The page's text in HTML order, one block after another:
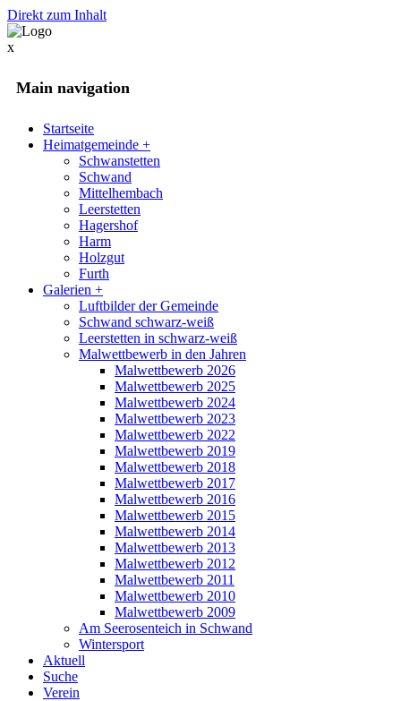
Direkt zum Inhalt
x
Main navigation
Startseite
Heimatgemeinde +
Schwanstetten
Schwand
Mittelhembach
Leerstetten
Hagershof
Harm
Holzgut
Furth
Galerien +
Luftbilder der Gemeinde
Schwand schwarz-weiß
Leerstetten in schwarz-weiß
Malwettbewerb in den Jahren
Malwettbewerb 2026
Malwettbewerb 2025
Malwettbewerb 2024
Malwettbewerb 2023
Malwettbewerb 2022
Malwettbewerb 2019
Malwettbewerb 2018
Malwettbewerb 2017
Malwettbewerb 2016
Malwettbewerb 2015
Malwettbewerb 2014
Malwettbewerb 2013
Malwettbewerb 2012
Malwettbewerb 2011
Malwettbewerb 2010
Malwettbewerb 2009
Am Seerosenteich in Schwand
Wintersport
Aktuell
Suche
Verein